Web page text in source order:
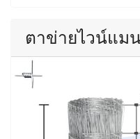
ตาข่ายไวน์แมน